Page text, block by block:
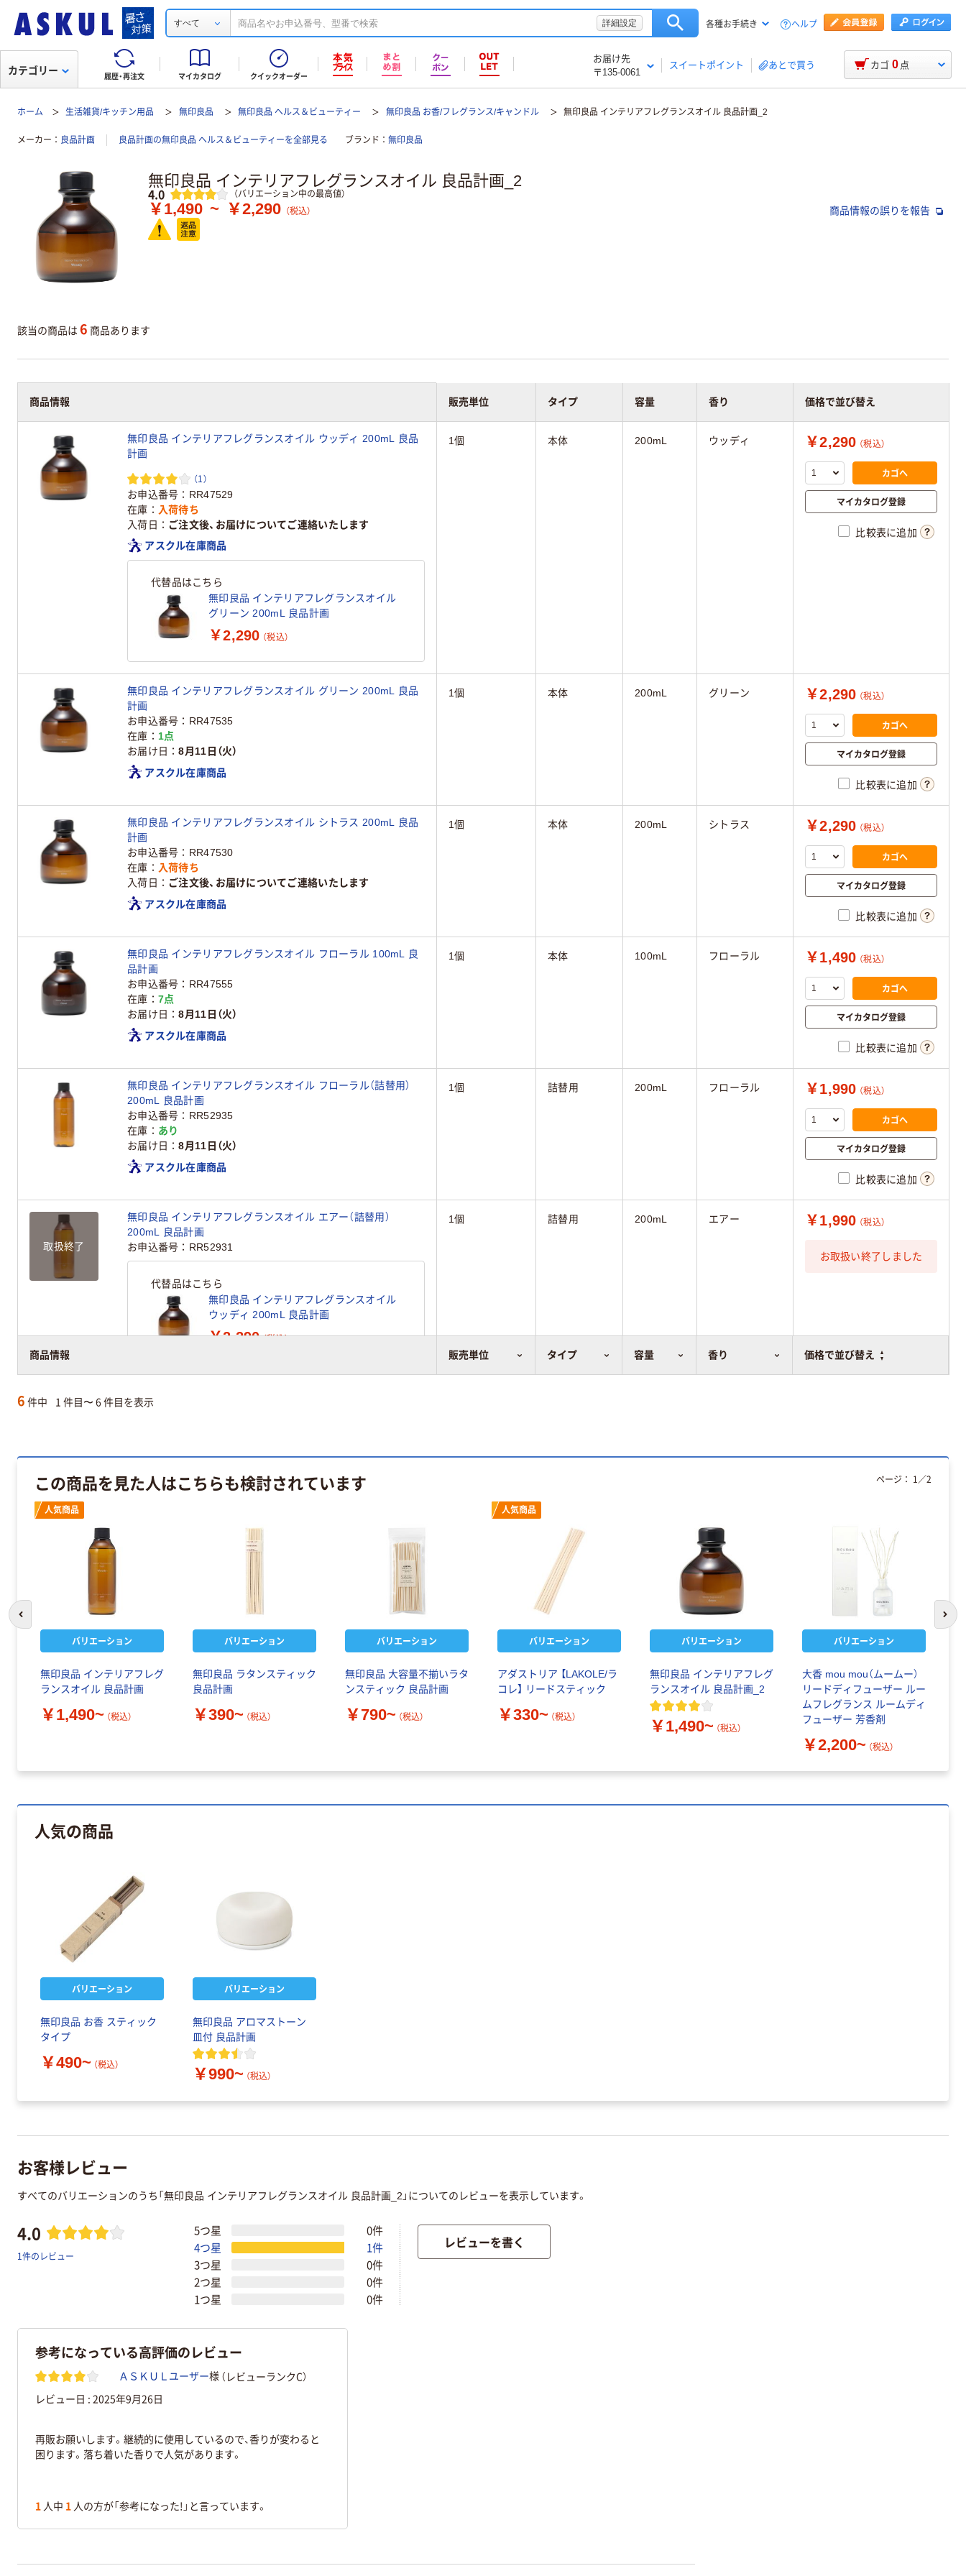
すべて 詳細設定 各種お手続き ヘルプ
履歴・再注文 マイカタログ クイックオーダー
お届け先
〒135-0061
スイートポイント あとで買う
カテゴリー カゴ 0 点
ホーム 生活雑貨/キッチン用品 無印良品 無印良品 ヘルス＆ビューティー 無印良品 お香/フレグランス/キャンドル 無印良品 インテリアフレグランスオイル 良品計画_2
メーカー 良品計画 良品計画の無印良品 ヘルス＆ビューティーを全部見る ブランド 無印良品
無印良品 インテリアフレグランスオイル 良品計画_2
レビュー
4.0 （バリエーション中の最高値）
￥1,490 ~ ￥2,290 （税込） 商品情報の誤りを報告
該当の商品は 6 商品あります
商品情報 販売単位 タイプ 容量 香り 価格で並び替え
商品情報 販売単位 タイプ 容量 香り 価格で並び替え
無印良品 インテリアフレグランスオイル ウッディ 200mL 良品
計画
（1）
お申込番号
RR47529
在庫
入荷待ち
入荷日
ご注文後、お届けについてご連絡いたします
アスクル在庫商品
代替品はこちら
無印良品 インテリアフレグランスオイル
グリーン 200mL 良品計画
￥2,290 （税込）
1個 本体 200mL ウッディ ￥2,290 （税込）
カゴへ
マイカタログ登録
比較表に追加
無印良品 インテリアフレグランスオイル グリーン 200mL 良品
計画
お申込番号
RR47535
在庫
1点
お届け日
8月11日（火）
アスクル在庫商品
1個 本体 200mL グリーン ￥2,290 （税込）
カゴへ
マイカタログ登録
比較表に追加
無印良品 インテリアフレグランスオイル シトラス 200mL 良品
計画
お申込番号
RR47530
在庫
入荷待ち
入荷日
ご注文後、お届けについてご連絡いたします
アスクル在庫商品
1個 本体 200mL シトラス ￥2,290 （税込）
カゴへ
マイカタログ登録
比較表に追加
無印良品 インテリアフレグランスオイル フローラル 100mL 良
品計画
お申込番号
RR47555
在庫
7点
お届け日
8月11日（火）
アスクル在庫商品
1個 本体 100mL フローラル ￥1,490 （税込）
カゴへ
マイカタログ登録
比較表に追加
無印良品 インテリアフレグランスオイル フローラル（詰替用）
200mL 良品計画
お申込番号
RR52935
在庫
あり
お届け日
8月11日（火）
アスクル在庫商品
1個 詰替用 200mL フローラル ￥1,990 （税込）
カゴへ
マイカタログ登録
比較表に追加
取扱終了
無印良品 インテリアフレグランスオイル エアー（詰替用）
200mL 良品計画
お申込番号
RR52931
代替品はこちら
無印良品 インテリアフレグランスオイル
ウッディ 200mL 良品計画
￥2,290 （税込）
1個 詰替用 200mL エアー ￥1,990 （税込）
お取扱い終了しました
6 件中 1 件目〜 6 件目を表示
この商品を見た人はこちらも検討されています
人気商品
バリエーション
無印良品 インテリアフレグ
ランスオイル 良品計画
￥1,490~ （税込）
バリエーション
無印良品 ラタンスティック
良品計画
￥390~ （税込）
バリエーション
無印良品 大容量不揃いラタ
ンスティック 良品計画
￥790~ （税込）
人気商品
バリエーション
アダストリア 【LAKOLE/ラ
コレ】 リードスティック
￥330~ （税込）
バリエーション
無印良品 インテリアフレグ
ランスオイル 良品計画_2
￥1,490~ （税込）
バリエーション
大香 mou mou（ムームー）
リードディフューザー ルー
ムフレグランス ルームディ
フューザー 芳香剤
￥2,200~ （税込）
ページ： 1 ／2
次
人気の商品
バリエーション
無印良品 お香 スティック
タイプ
￥490~ （税込）
バリエーション
無印良品 アロマストーン
皿付 良品計画
￥990~ （税込）
お客様レビュー
すべてのバリエーションのうち「無印良品 インテリアフレグランスオイル 良品計画_2」についてのレビューを表示しています。
4.0
1件のレビュー
5つ星
0件
4つ星
1件
3つ星
0件
2つ星
0件
1つ星
0件
レビューを書く
参考になっている高評価のレビュー
ＡＳＫＵＬユーザー様 （レビューランクC）
レビュー日 : 2025年9月26日
再販お願いします。継続的に使用しているので、香りが変わると
困ります。落ち着いた香りで人気があります。
1 人中 1 人の方が「参考になった!」と言っています。